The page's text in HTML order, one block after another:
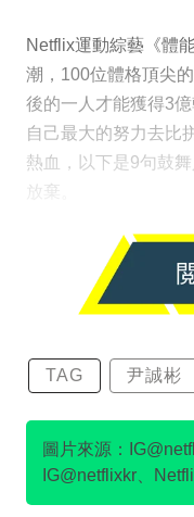
Netflix運動綜藝《體
潮，100位體格頂尖
後的一人才能獲得3
自己最大的努力去比
熱血，以下是9句鼓
放棄。
TAG 尹誠彬
金民澈
圖片來源：
IG@netflixkr、